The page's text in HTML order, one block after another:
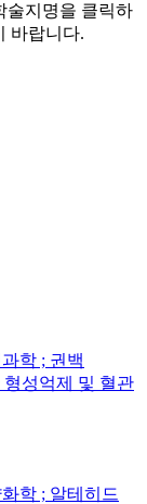
술지명을 클릭하
바랍니다.
학 ; 권백
형성억제 및 혈관
학 ; 알테히드